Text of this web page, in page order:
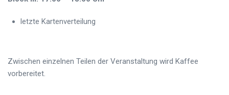
letzte Kartenverteilung
Zwischen einzelnen Teilen der Veranstaltung wird Kaffee
vorbereitet.